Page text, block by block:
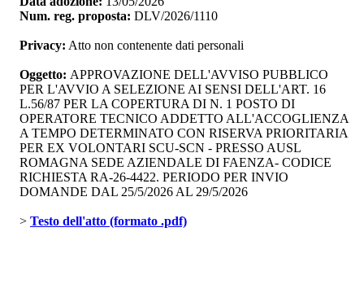
Num. reg. proposta: DLV/2026/1110
Privacy: Atto non contenente dati personali
Oggetto: APPROVAZIONE DELL'AVVISO PUBBLICO
PER L'AVVIO A SELEZIONE AI SENSI DELL'ART. 16
L.56/87 PER LA COPERTURA DI N. 1 POSTO DI
OPERATORE TECNICO ADDETTO ALL'ACCOGLIENZA
A TEMPO DETERMINATO CON RISERVA PRIORITARIA
PER EX VOLONTARI SCU-SCN - PRESSO AUSL
ROMAGNA SEDE AZIENDALE DI FAENZA- CODICE
RICHIESTA RA-26-4422. PERIODO PER INVIO
DOMANDE DAL 25/5/2026 AL 29/5/2026
> Testo dell'atto (formato .pdf)